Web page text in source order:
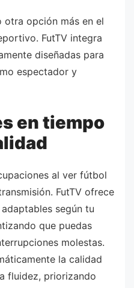
otra opción más en el
FutTV integra
diseñadas para
espectador y
en tiempo
al ver fútbol
FutTV ofrece
según tu
que puedas
molestas.
la calidad
fluidez, priorizando